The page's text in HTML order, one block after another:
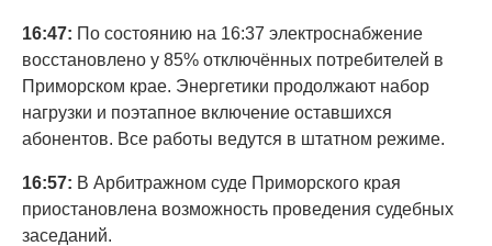
16:47: По состоянию на 16:37 электроснабжение
восстановлено у 85% отключённых потребителей в
Приморском крае. Энергетики продолжают набор
нагрузки и поэтапное включение оставшихся
абонентов. Все работы ведутся в штатном режиме.
16:57: В Арбитражном суде Приморского края
приостановлена возможность проведения судебных
заседаний.